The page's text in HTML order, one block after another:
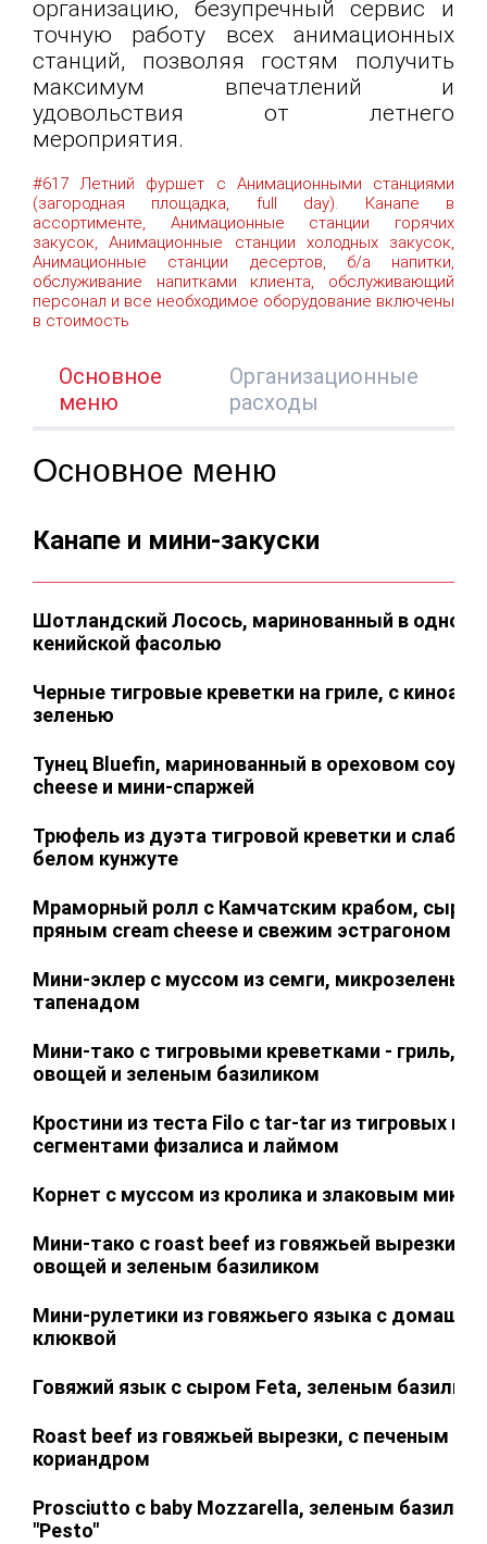
организацию, безупречный сервис и
точную работу всех анимационных
станций, позволяя гостям получить
максимум впечатлений и
удовольствия от летнего
мероприятия.
#617 Летний фуршет с Анимационными станциями
(загородная площадка, full day). Канапе в
ассортименте, Анимационные станции горячих
закусок, Анимационные станции холодных закусок,
Анимационные станции десертов, б/а напитки,
обслуживание напитками клиента, обслуживающий
персонал и все необходимое оборудование включены
в стоимость
Основное
меню
Организационные
расходы
Основное меню
Канапе и мини-закуски
Шотландский Лосось, маринованный в
кенийской фасолью
Черные тигровые креветки на гриле, с киноа,
зеленью
Тунец Bluefin, маринованный в ореховом
сheese и мини-спаржей
Трюфель из дуэта тигровой креветки и
белом кунжуте
Мраморный ролл с Камчатским крабом,
пряным cream cheese и свежим эстрагоном
Мини-эклер с муссом из семги, микрозеленью
тапенадом
Мини-тако с тигровыми креветками - гриль,
овощей и зеленым базиликом
Кростини из теста Filo с tar-tar из тигровых
сегментами физалиса и лаймом
Корнет с муссом из кролика и злаковым
Мини-тако с roast beef из говяжьей вырезки,
овощей и зеленым базиликом
Мини-рулетики из говяжьего языка с
клюквой
Говяжий язык с сыром Feta, зеленым
Roast beef из говяжьей вырезки, с печеным
кориандром
Prosciutto с baby Mozzarella, зеленым
"Pesto"